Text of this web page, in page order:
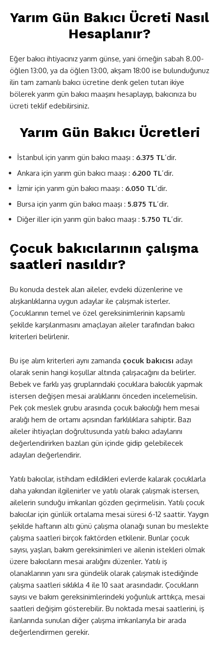
Yarım Gün Bakıcı Ücreti Nasıl
Hesaplanır?
Eğer bakıcı ihtiyacınız yarım günse, yani örneğin sabah 8.00-
öğlen 13:00, ya da öğlen 13:00, akşam 18:00 ise bulunduğunuz
ilin tam zamanlı bakıcı ücretine denk gelen tutarı ikiye
bölerek yarım gün bakıcı maaşını hesaplayıp, bakıcınıza bu
ücreti teklif edebilirsiniz.
Yarım Gün Bakıcı Ücretleri
İstanbul için yarım gün bakıcı maaşı : 6.375 TL’dir.
Ankara için yarım gün bakıcı maaşı : 6.200 TL’dir.
İzmir için yarım gün bakıcı maaşı : 6.050 TL’dir.
Bursa için yarım gün bakıcı maaşı : 5.875 TL’dir.
Diğer iller için yarım gün bakıcı maaşı : 5.750 TL’dir.
Çocuk bakıcılarının çalışma
saatleri nasıldır?
Bu konuda destek alan aileler, evdeki düzenlerine ve
alışkanlıklarına uygun adaylar ile çalışmak isterler.
Çocuklarının temel ve özel gereksinimlerinin kapsamlı
şekilde karşılanmasını amaçlayan aileler tarafından bakıcı
kriterleri belirlenir.
Bu işe alım kriterleri aynı zamanda çocuk bakıcısı adayı
olarak senin hangi koşullar altında çalışacağını da belirler.
Bebek ve farklı yaş gruplarındaki çocuklara bakıcılık yapmak
istersen değişen mesai aralıklarını önceden incelemelisin.
Pek çok meslek grubu arasında çocuk bakıcılığı hem mesai
aralığı hem de ortamı açısından farklılıklara sahiptir. Bazı
aileler ihtiyaçları doğrultusunda yatılı bakıcı adaylarını
değerlendirirken bazıları gün içinde gidip gelebilecek
adayları değerlendirir.
Yatılı bakıcılar, istihdam edildikleri evlerde kalarak çocuklarla
daha yakından ilgilenirler ve yatılı olarak çalışmak istersen,
ailelerin sunduğu imkanları gözden geçirmelisin. Yatılı çocuk
bakıcılar için günlük ortalama mesai süresi 6-12 saattir. Yaygın
şekilde haftanın altı günü çalışma olanağı sunan bu meslekte
çalışma saatleri birçok faktörden etkilenir. Bunlar çocuk
sayısı, yaşları, bakım gereksinimleri ve ailenin istekleri olmak
üzere bakıcıların mesai aralığını düzenler. Yatılı iş
olanaklarının yanı sıra gündelik olarak çalışmak istediğinde
çalışma saatleri sıklıkla 4 ile 10 saat arasındadır. Çocukların
sayısı ve bakım gereksinimlerindeki yoğunluk arttıkça, mesai
saatleri değişim gösterebilir. Bu noktada mesai saatlerini, iş
ilanlarında sunulan diğer çalışma imkanlarıyla bir arada
değerlendirmen gerekir.